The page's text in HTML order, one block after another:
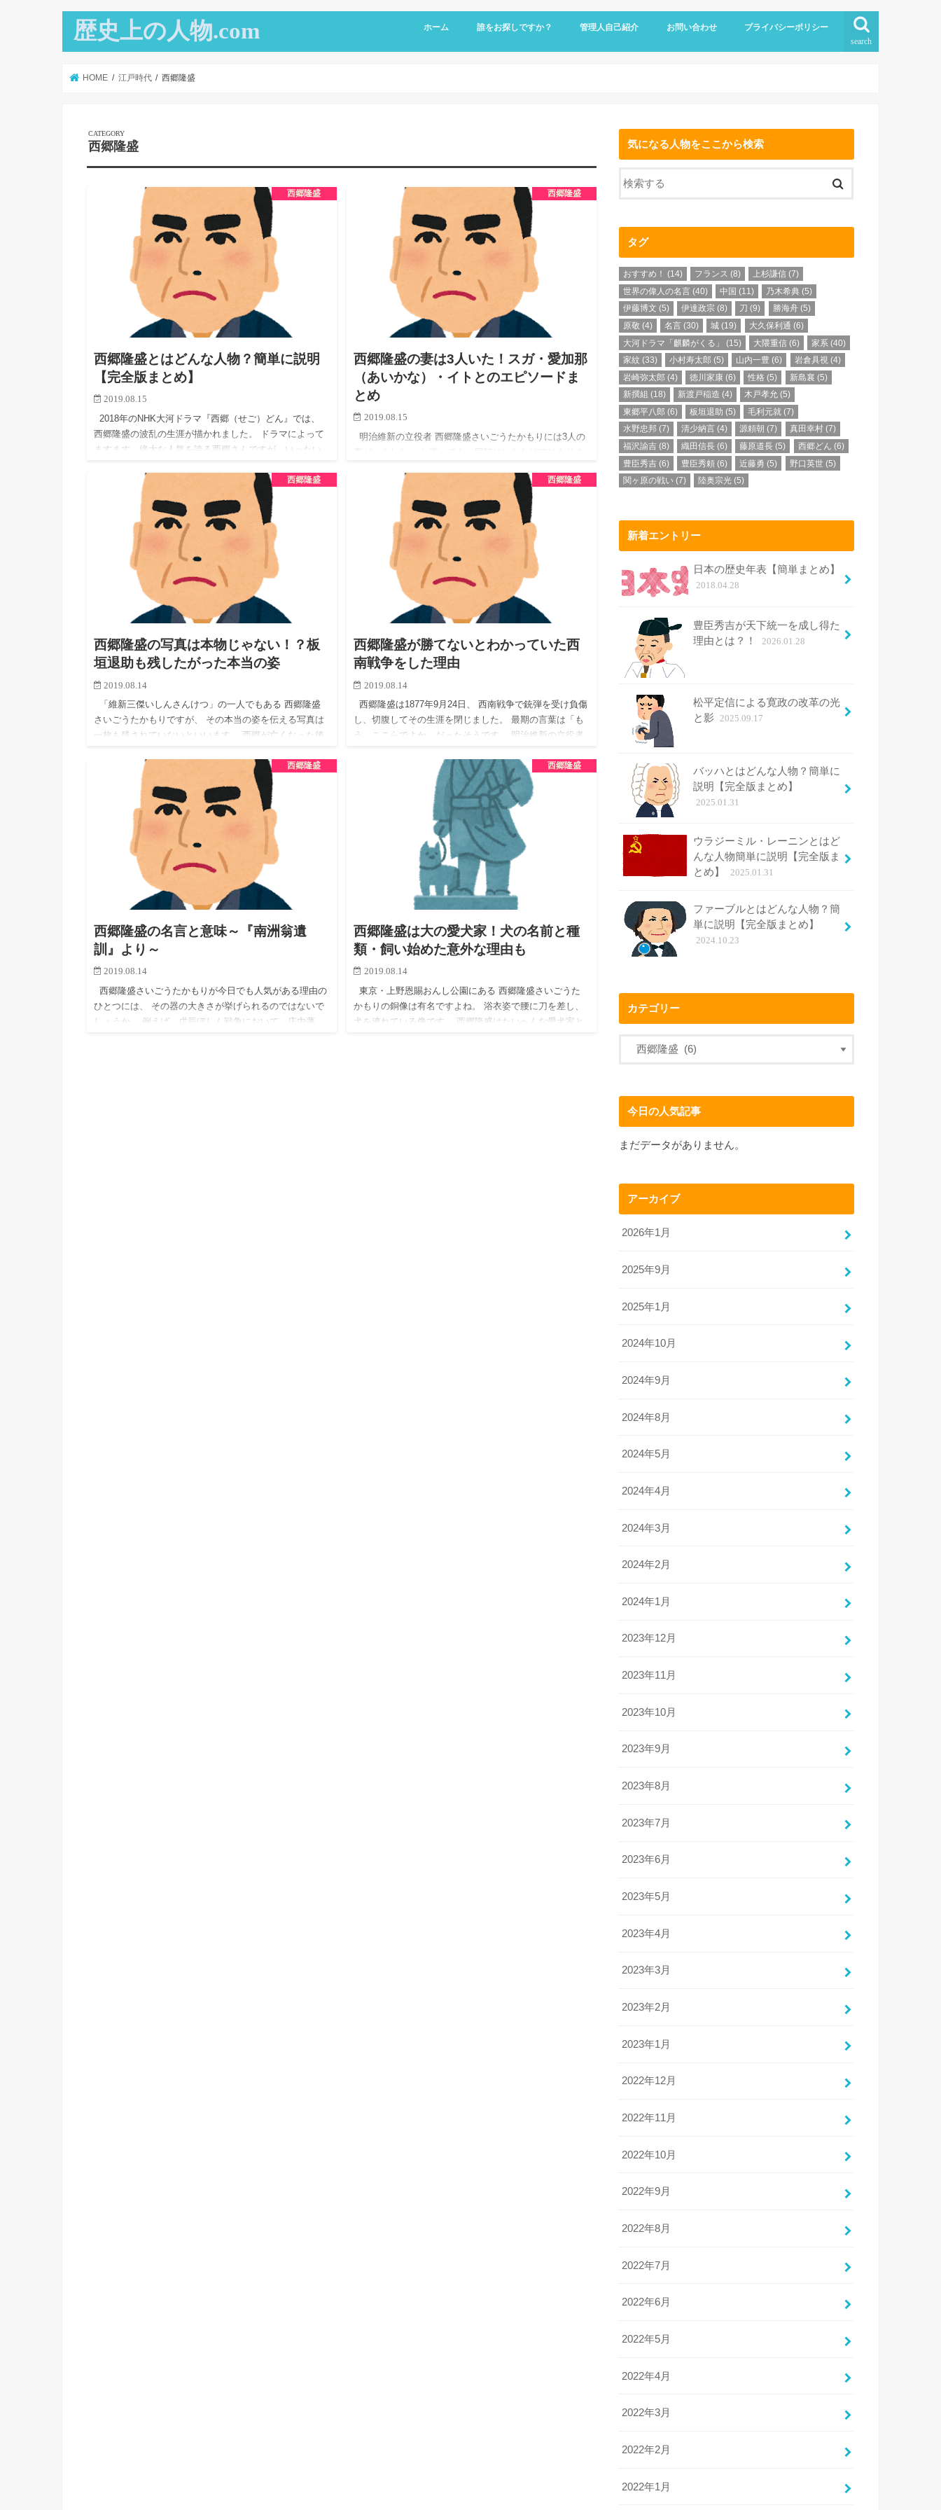
歴史上の人物.com search
ホーム 誰をお探しですか？ 管理人自己紹介 お問い合わせ プライバシーポリシー
HOME 江戸時代 西郷隆盛
西郷隆盛
西郷隆盛
西郷隆盛とはどんな人物？簡単に説明
【完全版まとめ】
2019.08.15
2018年のNHK大河ドラマ『西郷（せご）どん』では、
西郷隆盛の波乱の生涯が描かれました。 ドラマによって
ますます、絶大な人気を誇る西郷さんですが、いったい
西郷隆盛
西郷隆盛の妻は3人いた！スガ・愛加那
（あいかな）・イトとのエピソードま
とめ
2019.08.15
明治維新の立役者 西郷隆盛さいごうたかもりには3人の
妻がいました。 と言っても、同時にいたわけではありま
那あいかな、そして3人目はイトという女性です。 …
西郷隆盛
西郷隆盛の写真は本物じゃない！？板
垣退助も残したがった本当の姿
2019.08.14
「維新三傑いしんさんけつ」の一人でもある 西郷隆盛
さいごうたかもりですが、 その本当の姿を伝える写真は
一枚も残されていないといいます。 西郷が亡くなった後
西郷隆盛
西郷隆盛が勝てないとわかっていた西
南戦争をした理由
2019.08.14
西郷隆盛は1877年9月24日、 西南戦争で銃弾を受け負傷
し、切腹してその生涯を閉じました。 最期の言葉は「も
う、ここらでよか」だったそうです。 明治維新の立役者
西郷隆盛
西郷隆盛の名言と意味～『南洲翁遺
訓』より～
2019.08.14
西郷隆盛さいごうたかもりが今日でも人気がある理由の
ひとつには、 その器の大きさが挙げられるのではないで
しょうか。 例えば、戊辰ぼしん戦争において、庄内藩
西郷隆盛
西郷隆盛は大の愛犬家！犬の名前と種
類・飼い始めた意外な理由も
2019.08.14
東京・上野恩賜おんし公園にある 西郷隆盛さいごうた
かもりの銅像は有名ですよね。 浴衣姿で腰に刀を差し、
犬を連れている像です。 西郷隆盛はたいへんな愛犬家と
気になる人物をここから検索
タグ
おすすめ！ (14) フランス (8) 上杉謙信 (7)
世界の偉人の名言 (40) 中国 (11) 乃木希典 (5)
伊藤博文 (5) 伊達政宗 (8) 刀 (9) 勝海舟(5)
原敬 (4) 名言 (30) 城 (19) 大久保利通 (6)
大河ドラマ「麒麟がくる」
(15) 大隈重信 (6) 家系 (40)
家紋 (33) 小村寿太郎 (5) 山内一豊 (6) 岩倉具視(4)
岩崎弥太郎 (4) 徳川家康 (6) 性格 (5) 新島襄 (5)
新撰組 (18) 新渡戸稲造 (4) 木戸孝允 (5)
東郷平八郎 (6) 板垣退助 (5) 毛利元就 (7)
水野忠邦 (7) 清少納言 (4) 源頼朝 (7) 真田幸村(7)
福沢諭吉 (8) 織田信長 (6) 藤原道長 (5) 西郷どん (6)
豊臣秀吉 (6) 豊臣秀頼 (6) 近藤勇 (5) 野口英世(5)
関ヶ原の戦い (7) 陸奥宗光 (5)
新着エントリー
日本の歴史年表【簡単まとめ】
2018.04.28
豊臣秀吉が天下統一を成し得た
理由とは？！
2026.01.28
松平定信による寛政の改革の光
と影
2025.09.17
バッハとはどんな人物？簡単に
説明【完全版まとめ】
2025.01.31
ウラジーミル・レーニンとはど
んな人物簡単に説明【完全版ま
とめ】
2025.01.31
ファーブルとはどんな人物？簡
単に説明【完全版まとめ】
2024.10.23
カテゴリー
今日の人気記事
まだデータがありません。
アーカイブ
2026年1月
2025年9月
2025年1月
2024年10月
2024年9月
2024年8月
2024年5月
2024年4月
2024年3月
2024年2月
2024年1月
2023年12月
2023年11月
2023年10月
2023年9月
2023年8月
2023年7月
2023年6月
2023年5月
2023年4月
2023年3月
2023年2月
2023年1月
2022年12月
2022年11月
2022年10月
2022年9月
2022年8月
2022年7月
2022年6月
2022年5月
2022年4月
2022年3月
2022年2月
2022年1月